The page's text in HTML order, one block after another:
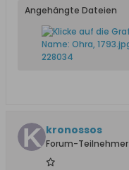
Angehängte Dateien
kronossos
Forum-Teilnehmer